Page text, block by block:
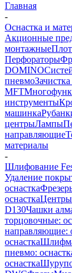
Главная
-
Оснастка и
Акционные
монтажные
Перфораторы
DOMINO
пневмо
MFT
инструменты
машинка
центрыЛампы
направляющие
материалы
-
Шлифование
Удаление
оснастка
оснасткаЦентры
D130Чашки
торцовочные:
направляющие:
оснастка
пневмо:
оснастка